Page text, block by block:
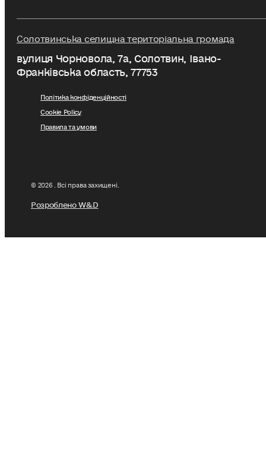
Солотвинська селищна територіальна громада
вулиця Чорновола, 7a, Солотвин, Івано-
Франківська область, 77753
Політика конфіденційності
Cookie Policy
Правила та умови
© 2026 . Всі права захищені.
Розроблено W&D